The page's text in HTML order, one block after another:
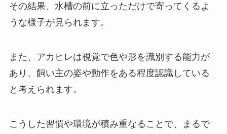
その結果、水槽の前に立っただけで寄ってくるよ
うな様子が見られます。
また、アカヒレは視覚で色や形を識別する能力が
あり、飼い主の姿や動作をある程度認識している
と考えられます。
こうした習慣や環境が積み重なることで、まるで